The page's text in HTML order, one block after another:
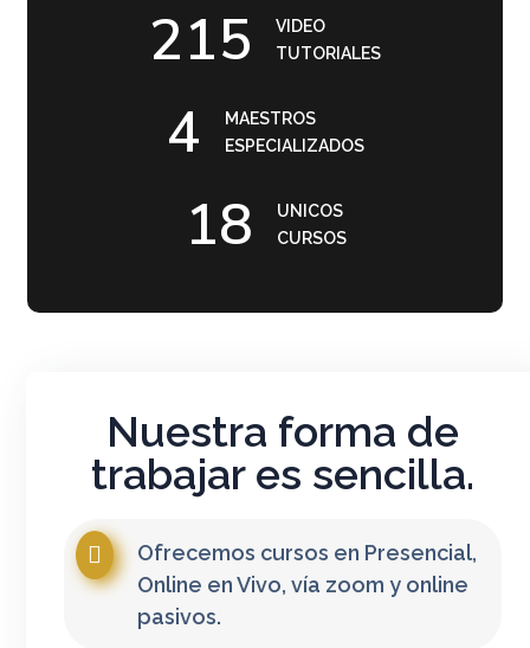
215
VIDEO
TUTORIALES
4
MAESTROS
ESPECIALIZADOS
18
UNICOS
CURSOS
Nuestra forma de
trabajar es sencilla.
Ofrecemos cursos en Presencial,
Online en Vivo, vía zoom y online
pasivos.